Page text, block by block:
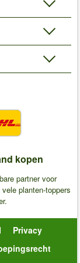
kopen
partner voor
planten-toppers
Privacy